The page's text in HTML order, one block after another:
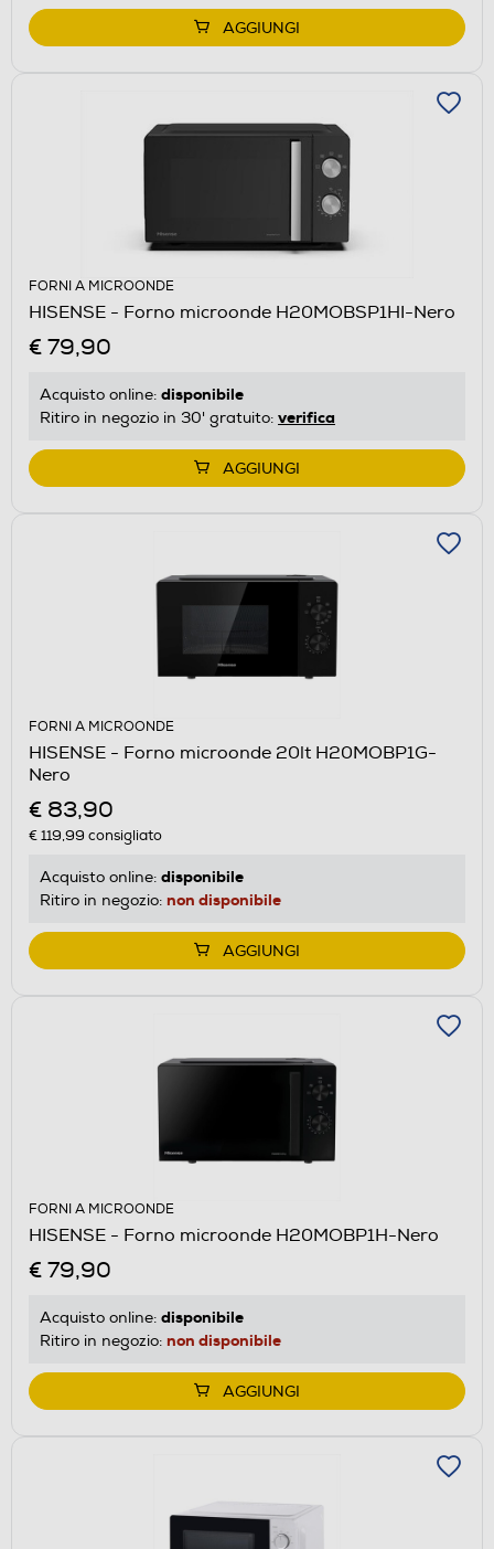
AGGIUNGI
FORNI A MICROONDE
HISENSE - Forno microonde H20MOBSP1HI-Nero
€ 79,90
Acquisto online: disponibile
Ritiro in negozio in 30' gratuito: verifica
AGGIUNGI
FORNI A MICROONDE
HISENSE - Forno microonde 20lt H20MOBP1G-
Nero
€ 83,90
€ 119,99 consigliato
Acquisto online: disponibile
Ritiro in negozio: non disponibile
AGGIUNGI
FORNI A MICROONDE
HISENSE - Forno microonde H20MOBP1H-Nero
€ 79,90
Acquisto online: disponibile
Ritiro in negozio: non disponibile
AGGIUNGI